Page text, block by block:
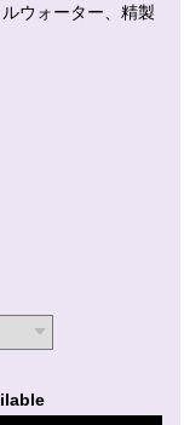
ウォーター、精製